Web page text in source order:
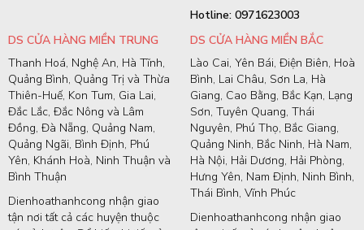
Hotline: 0971623003
DS CỬA HÀNG MIỀN TRUNG
Thanh Hoá, Nghệ An, Hà Tĩnh,
Quảng Bình, Quảng Trị và Thừa
Thiên-Huế, Kon Tum, Gia Lai,
Đắc Lắc, Đắc Nông và Lâm
Đồng, Đà Nẵng, Quảng Nam,
Quảng Ngãi, Bình Định, Phú
Yên, Khánh Hoà, Ninh Thuận và
Bình Thuận
Dienhoathanhcong nhận giao
tận nơi tất cả các huyện thuộc
DS CỬA HÀNG MIỀN BẮC
Lào Cai, Yên Bái, Điện Biên, Hoà
Bình, Lai Châu, Sơn La, Hà
Giang, Cao Bằng, Bắc Kạn, Lạng
Sơn, Tuyên Quang, Thái
Nguyên, Phú Thọ, Bắc Giang,
Quảng Ninh, Bắc Ninh, Hà Nam,
Hà Nội, Hải Dương, Hải Phòng,
Hưng Yên, Nam Định, Ninh Bình,
Thái Bình, Vĩnh Phúc
Dienhoathanhcong nhận giao